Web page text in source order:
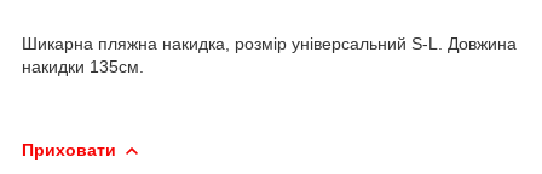
Шикарна пляжна накидка, розмір універсальний S-L. Довжина
накидки 135см.
Приховати